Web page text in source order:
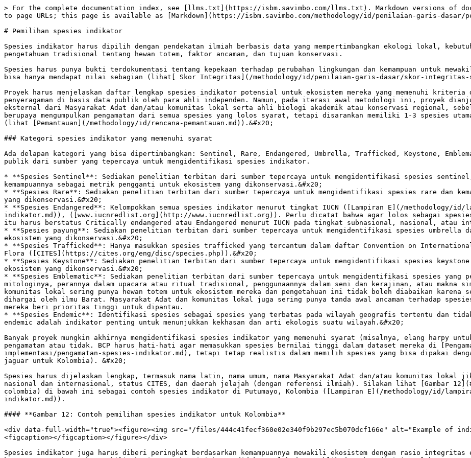
> For the complete documentation index, see [llms.txt](https://isbm.savimbo.com/llms.txt). Markdown versions of
to page URLs; this page is available as [Markdown](https://isbm.savimbo.com/methodology/id/penilaian-garis-dasar/
# Pemilihan spesies indikator
Spesies indikator harus dipilih dengan pendekatan ilmiah berbasis data yang mempertimbangkan ekologi lokal,
pengetahuan tradisional tentang hewan totem, faktor ancaman, dan tujuan konservasi.
Spesies harus punya bukti terdokumentasi tentang kepekaan terhadap perubahan lingkungan dan kemampuan untuk
bisa hanya mendapat nilai sebagian (lihat[ Skor Integritas](/methodology/id/penilaian-garis-dasar/skor-integritas-
Proyek harus menjelaskan daftar lengkap spesies indikator potensial untuk ekosistem mereka yang memenuhi
penyeragaman di basis data publik oleh para ahli independen. Namun, pada iterasi awal metodologi ini, proyek
eksternal dari Masyarakat Adat dan/atau komunitas lokal serta ahli biologi akademik atau konservasi regional, sebelum
berupaya mengumpulkan pengamatan dari semua spesies yang lolos syarat, tetapi disarankan memiliki 1-3 spesies
(lihat [Pemantauan](/methodology/id/rencana-pemantauan.md)).&#x20;
### Kategori spesies indikator yang memenuhi syarat
Ada delapan kategori yang bisa dipertimbangkan: Sentinel, Rare, Endangered, Umbrella, Trafficked, Keystone,
publik dari sumber yang tepercaya untuk mengidentifikasi spesies indikator.
* **Spesies Sentinel**: Sediakan penelitian terbitan dari sumber tepercaya untuk mengidentifikasi spesies sentinel,
kemampuannya sebagai metrik pengganti untuk ekosistem yang dikonservasi.&#x20;
* **Spesies Rare**: Sediakan penelitian terbitan dari sumber tepercaya untuk mengidentifikasi spesies rare dan
yang dikonservasi.&#x20;
* **Spesies Endangered**: Kelompokkan semua spesies indikator menurut tingkat IUCN ([Lampiran E](/methodology/
indikator.md)), ([www.iucnredlist.org](http://www.iucnredlist.org)). Perlu dicatat bahwa agar lolos sebagai spesies
itu harus berstatus Critically endangered atau Endangered menurut IUCN pada tingkat subnasional, nasional, atau
* **Spesies payung**: Sediakan penelitian terbitan dari sumber tepercaya untuk mengidentifikasi spesies umbrella
ekosistem yang dikonservasi.&#x20;
* **Spesies Trafficked**: Hanya masukkan spesies trafficked yang tercantum dalam daftar Convention on
Flora ([CITES](https://cites.org/eng/disc/species.php)).&#x20;
* **Spesies Keystone**: Sediakan penelitian terbitan dari sumber tepercaya untuk mengidentifikasi spesies keystone
ekosistem yang dikonservasi.&#x20;
* **Spesies Emblematic**: Sediakan penelitian terbitan dari sumber tepercaya untuk mengidentifikasi spesies
mitologinya, perannya dalam upacara atau ritual tradisional, penggunaannya dalam seni dan kerajinan, atau makna
komunitas lokal sering punya hewan totem untuk ekosistem mereka dan pengetahuan ini tidak boleh diabaikan karena
dihargai oleh ilmu Barat. Masyarakat Adat dan komunitas lokal juga sering punya tanda awal ancaman terhadap spesies,
mereka beri prioritas tinggi untuk dipantau.
* **Spesies Endemic**: Identifikasi spesies sebagai spesies yang terbatas pada wilayah geografis tertentu dan
endemic adalah indikator penting untuk menunjukkan kekhasan dan arti ekologis suatu wilayah.&#x20;
Banyak proyek mungkin akhirnya mengidentifikasi spesies indikator yang memenuhi syarat (misalnya, elang harpy
pengamatan atau tidak. BCP harus hati-hati agar memasukkan spesies bernilai tinggi dalam dataset mereka di
implementasi/pengamatan-spesies-indikator.md), tetapi tetap realistis dalam memilih spesies yang bisa dipakai
jaguar untuk Kolombia). &#x20;
Spesies harus dijelaskan lengkap, termasuk nama latin, nama umum, nama Masyarakat Adat dan/atau komunitas
nasional dan internasional, status CITES, dan daerah jelajah (dengan referensi ilmiah). Silakan lihat [Gambar
colombia) di bawah ini sebagai contoh spesies indikator di Putumayo, Kolombia ([Lampiran E](/methodology/id/
indikator.md)).
#### **Gambar 12: Contoh pemilihan spesies indikator untuk Kolombia**
<div data-full-width="true"><figure><img src="/files/444c41fecf360e02e340f9b297ec5b070dcf166e" alt="Example of
<figcaption></figcaption></figure></div>
Spesies indikator juga harus diberi peringkat berdasarkan kemampuannya mewakili ekosistem dengan rasio integritas